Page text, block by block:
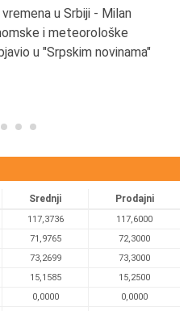
u Srbiji - Milan
i meteorološke
u "Srpskim novinama"
Srednji Prodajni
117,3736
117,6000
71,9765
72,3000
73,2699
73,3000
15,1585
15,2500
0,0000
0,0000